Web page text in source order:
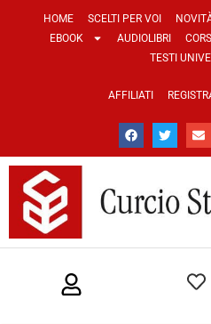
HOME SCELTI PER VOI
EBOOK
AUDIOLIBRI CORSI
TESTI
AFFILIATI